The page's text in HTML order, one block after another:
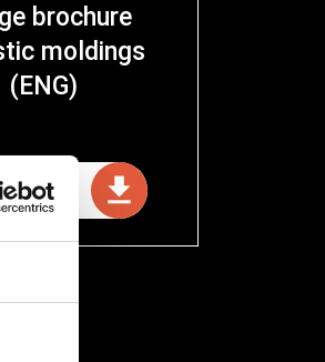
brochure
moldings
(ENG)
4.6 MB